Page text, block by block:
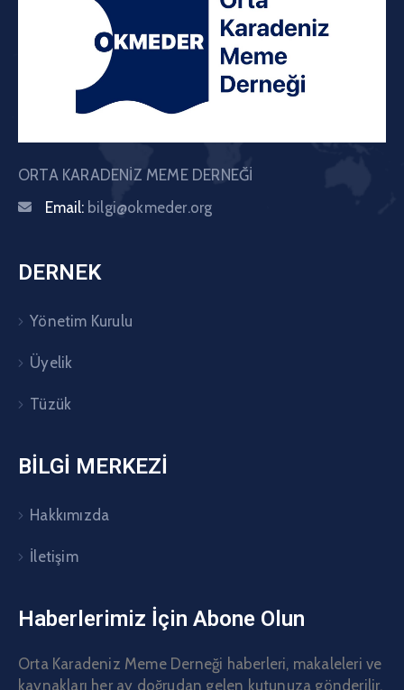
ORTA KARADENİZ MEME DERNEĞİ
Email: bilgi@okmeder.org
DERNEK
Yönetim Kurulu
Üyelik
Tüzük
BİLGİ MERKEZİ
Hakkımızda
İletişim
Haberlerimiz İçin Abone Olun
Orta Karadeniz Meme Derneği haberleri, makaleleri ve
kaynakları her ay doğrudan gelen kutunuza gönderilir.